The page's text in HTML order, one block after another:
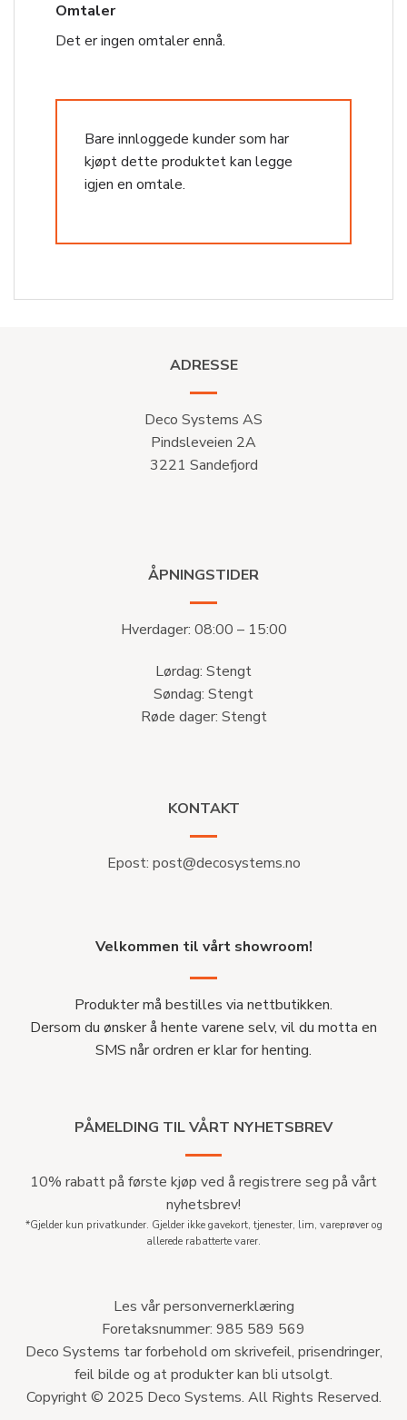
Omtaler
Det er ingen omtaler ennå.
Bare innloggede kunder som har
kjøpt dette produktet kan legge
igjen en omtale.
ADRESSE
Deco Systems AS
Pindsleveien 2A
3221 Sandefjord
ÅPNINGSTIDER
Hverdager: 08:00 – 15:00
Lørdag: Stengt
Søndag: Stengt
Røde dager: Stengt
KONTAKT
Epost: post@decosystems.no
Velkommen til vårt showroom!
Produkter må bestilles via nettbutikken.
Dersom du ønsker å hente varene selv, vil du motta en
SMS når ordren er klar for henting.
PÅMELDING TIL VÅRT NYHETSBREV
10% rabatt på første kjøp ved å registrere seg på vårt
nyhetsbrev!
*Gjelder kun privatkunder. Gjelder ikke gavekort, tjenester, lim, vareprøver og
allerede rabatterte varer.
Les vår personvernerklæring
Foretaksnummer: 985 589 569
Deco Systems tar forbehold om skrivefeil, prisendringer,
feil bilde og at produkter kan bli utsolgt.
Copyright © 2025 Deco Systems. All Rights Reserved.